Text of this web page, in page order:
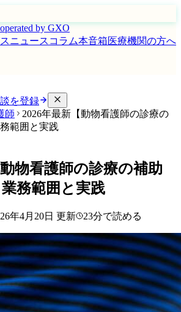
operated by GXO
ニュース コラム本音箱医療機関の方へ
を登録
師
2026年最新【動物看護師の診療の
範囲と実践
物看護師の診療の補助
務範囲と実践
年4月20日 更新 23分で読める